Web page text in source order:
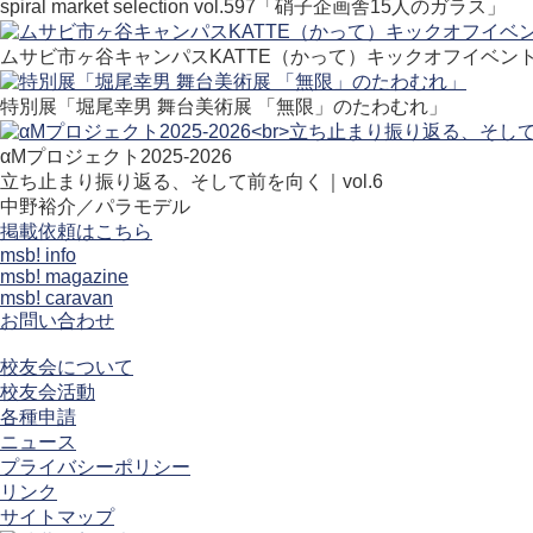
spiral market selection vol.597「硝子企画舎15人のガラス」
ムサビ市ヶ谷キャンパスKATTE（かって）キックオフイベン
特別展「堀尾幸男 舞台美術展 「無限」のたわむれ」
αMプロジェクト2025-2026
立ち止まり振り返る、そして前を向く｜vol.6
中野裕介／パラモデル
掲載依頼はこちら
msb! info
msb! magazine
msb! caravan
お問い合わせ
校友会について
校友会活動
各種申請
ニュース
プライバシーポリシー
リンク
サイトマップ